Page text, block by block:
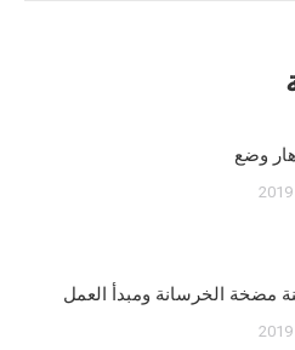
وضع
مضخة الخرسانة ومبدأ العمل